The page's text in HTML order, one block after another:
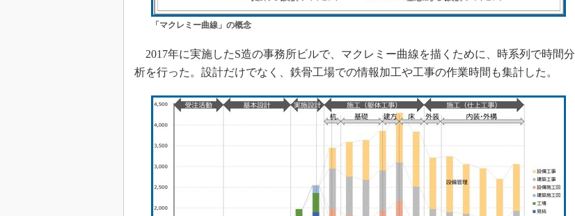
「マクレミー曲線」の概念
2017年に実施したS造の事務所ビルで、マクレミー曲線を描くために、時系列で時間分
析を行った。設計だけでなく、鉄骨工場での情報加工や工事の作業時間も集計した。